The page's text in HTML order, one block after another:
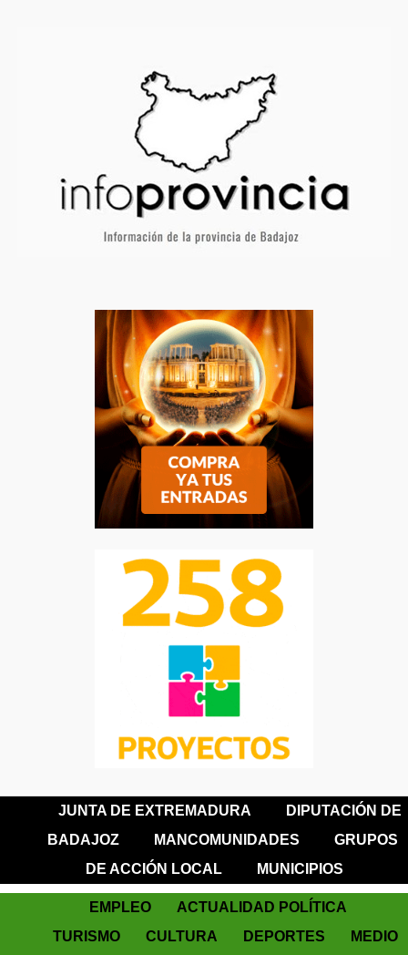
JUNTA DE EXTREMADURA
DIPUTACIÓN DE
BADAJOZ
MANCOMUNIDADES
GRUPOS
DE ACCIÓN LOCAL
MUNICIPIOS
EMPLEO
ACTUALIDAD POLÍTICA
TURISMO
CULTURA DEPORTES
MEDIO